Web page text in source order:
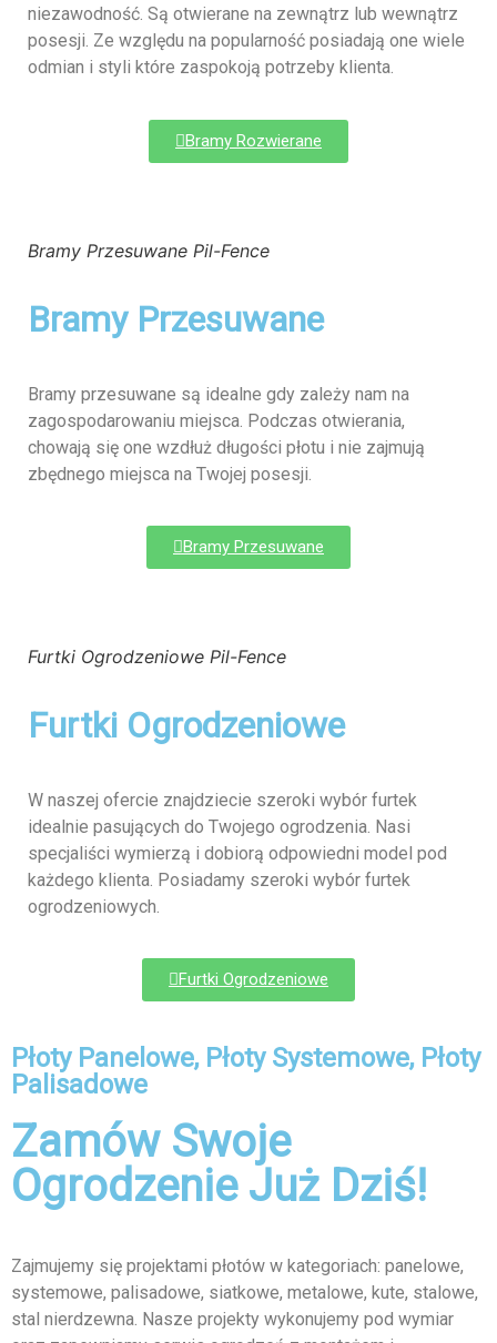
niezawodność. Są otwierane na zewnątrz lub wewnątrz
posesji. Ze względu na popularność posiadają one wiele
odmian i styli które zaspokoją potrzeby klienta.
Bramy Rozwierane
Bramy Przesuwane Pil-Fence
Bramy Przesuwane
Bramy przesuwane są idealne gdy zależy nam na
zagospodarowaniu miejsca. Podczas otwierania,
chowają się one wzdłuż długości płotu i nie zajmują
zbędnego miejsca na Twojej posesji.
Bramy Przesuwane
Furtki Ogrodzeniowe Pil-Fence
Furtki Ogrodzeniowe
W naszej ofercie znajdziecie szeroki wybór furtek
idealnie pasujących do Twojego ogrodzenia. Nasi
specjaliści wymierzą i dobiorą odpowiedni model pod
każdego klienta. Posiadamy szeroki wybór furtek
ogrodzeniowych.
Furtki Ogrodzeniowe
Płoty Panelowe, Płoty Systemowe, Płoty
Palisadowe
Zamów Swoje
Ogrodzenie Już Dziś!
Zajmujemy się projektami płotów w kategoriach: panelowe,
systemowe, palisadowe, siatkowe, metalowe, kute, stalowe,
stal nierdzewna. Nasze projekty wykonujemy pod wymiar